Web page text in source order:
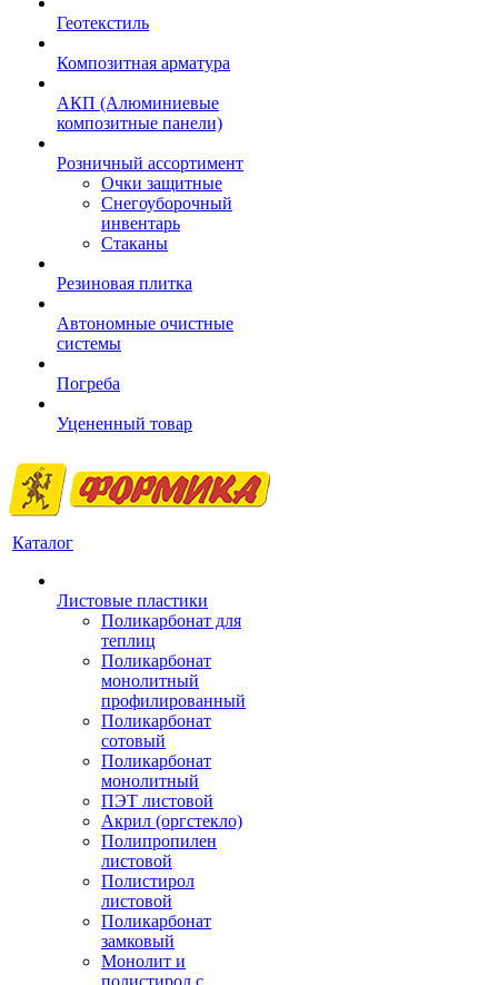
Геотекстиль
Композитная арматура
АКП (Алюминиевые
композитные панели)
Розничный ассортимент
Очки защитные
Снегоуборочный
инвентарь
Стаканы
Резиновая плитка
Автономные очистные
системы
Погреба
Уцененный товар
Каталог
Листовые пластики
Поликарбонат для
теплиц
Поликарбонат
монолитный
профилированный
Поликарбонат
сотовый
Поликарбонат
монолитный
ПЭТ листовой
Акрил (оргстекло)
Полипропилен
листовой
Полистирол
листовой
Поликарбонат
замковый
Монолит и
полистирол с